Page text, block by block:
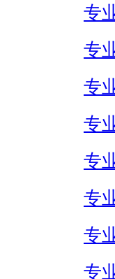
专
专
专
专
专
专
专
专